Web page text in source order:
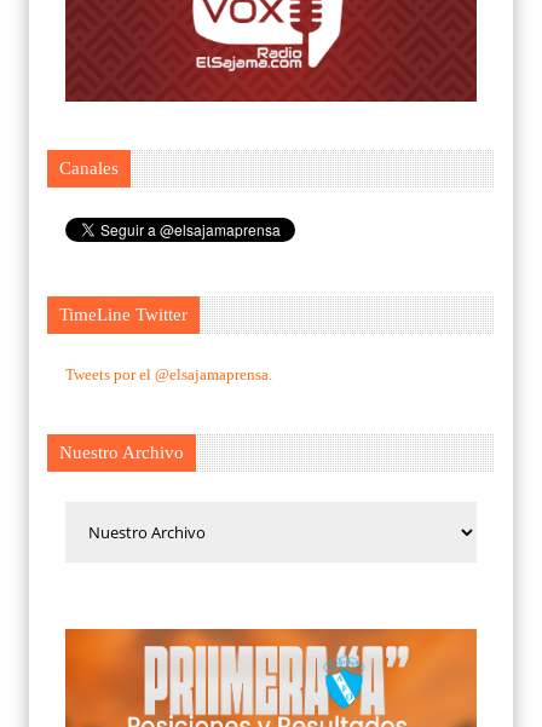
Canales
TimeLine Twitter
Tweets por el @elsajamaprensa.
Nuestro Archivo